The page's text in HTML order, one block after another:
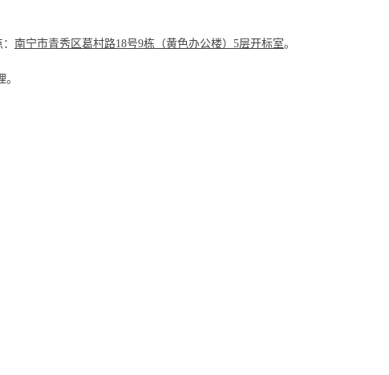
： 南宁市青秀区葛村路18号9栋（黄色办公楼）5层开标室。